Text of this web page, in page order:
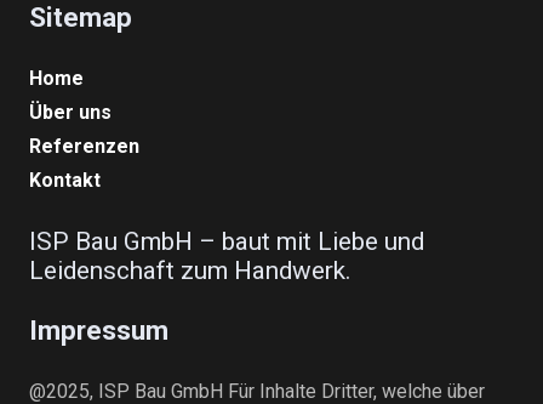
Sitemap
Home
Über uns
Referenzen
Kontakt
ISP Bau GmbH – baut mit Liebe und
Leidenschaft zum Handwerk.
Impressum
@2025, ISP Bau GmbH Für Inhalte Dritter, welche über